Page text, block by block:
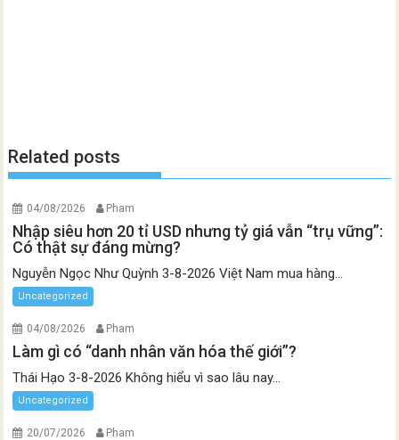
Related posts
04/08/2026 Pham
Nhập siêu hơn 20 tỉ USD nhưng tỷ giá vẫn “trụ vững”:
Có thật sự đáng mừng?
Nguyễn Ngọc Như Quỳnh 3-8-2026 Việt Nam mua hàng...
Uncategorized
04/08/2026 Pham
Làm gì có “danh nhân văn hóa thế giới”?
Thái Hạo 3-8-2026 Không hiểu vì sao lâu nay...
Uncategorized
20/07/2026 Pham